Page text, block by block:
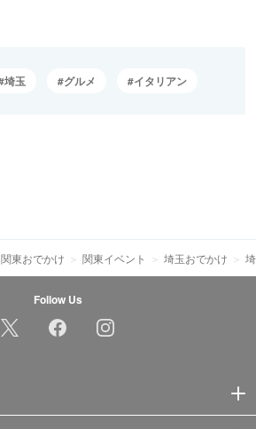
埼玉 グルメ イタリアン
関東おでかけ 関東イベント 埼玉おでかけ
Follow Us